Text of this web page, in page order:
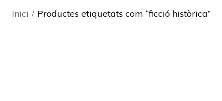
Inici Productes etiquetats com “ficció històrica”